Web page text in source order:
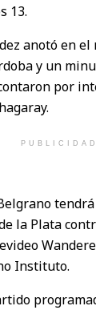
13.
anotó en
y un
por
PUBLICIDAD
la Plata
Instituto.